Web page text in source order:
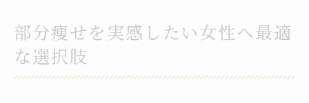
部分痩せを実感したい女性へ最適
な選択肢